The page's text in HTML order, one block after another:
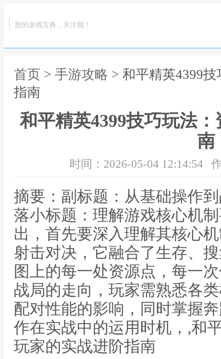
您的游戏宝典，关注我！
首页 > 手游攻略 > 和平精英4399
指南
和平精英4399技巧玩法
南
时间：2026-05-04 12:14:54
摘要：副标题：从基础操作
落小标题：理解游戏核心机
出，首先要深入理解其核心
射击对决，它融合了生存、
图上的每一处资源点，每一
战局的走向，玩家需熟悉各
配对性能的影响，同时掌握
作在实战中的运用时机，,和
玩家的实战进阶指南